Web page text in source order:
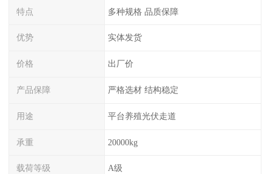
特点 多种规格 品质保障
优势 实体发货
价格 出厂价
产品保障 严格选材 结构稳定
用途 平台养殖光伏走道
承重 20000kg
载荷等级 A级